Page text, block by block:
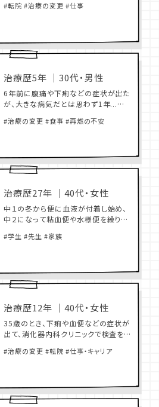
ど前、仕事中に立っていられないほど
#転院 #治療の変更 #仕事
治療歴5年 ｜ 30代・男性
6年前に腹痛や下痢などの症状が出た
が、大きな病気だとは思わず1年...近く
も同じ症状が続いたため
#治療の変更 #食事 #再燃の不安
治療歴27年 ｜ 40代・女性
中１の冬から便に血液が付着し始め、
中２になって粘血便や水様便を繰り返
#学生 #先生 #家族
治療歴12年 ｜ 40代・女性
35歳のとき、下痢や血便などの症状が
出て、消化器内科クリニックで検査を
れた。重症だったため
#治療の変更 #転院 #仕事・キャリア